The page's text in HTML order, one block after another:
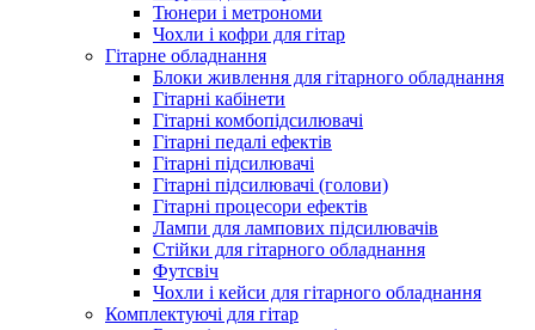
Тюнери і метрономи
Чохли і кофри для гітар
Гітарне обладнання
Блоки живлення для гітарного обладнання
Гітарні кабінети
Гітарні комбопідсилювачі
Гітарні педалі ефектів
Гітарні підсилювачі
Гітарні підсилювачі (голови)
Гітарні процесори ефектів
Лампи для лампових підсилювачів
Стійки для гітарного обладнання
Футсвіч
Чохли і кейси для гітарного обладнання
Комплектуючі для гітар